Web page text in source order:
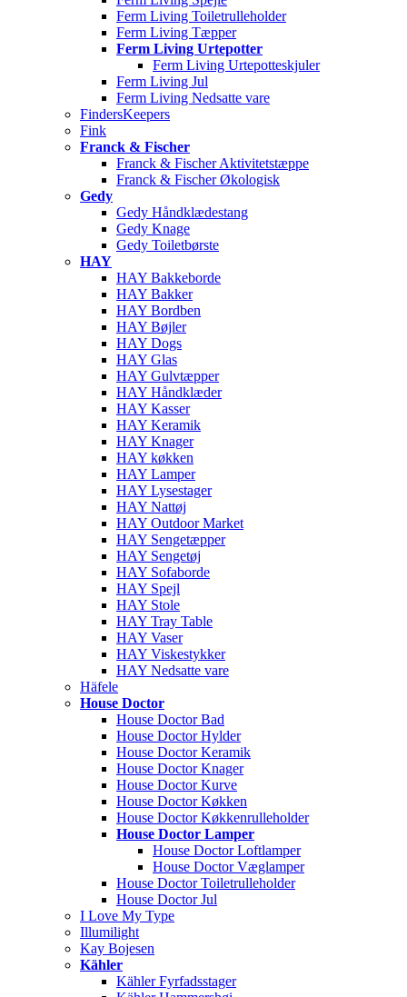
Ferm Living Toiletrulleholder
Ferm Living Tæpper
Ferm Living Urtepotter
Ferm Living Urtepotteskjuler
Ferm Living Jul
Ferm Living Nedsatte vare
FindersKeepers
Fink
Franck & Fischer
Franck & Fischer Aktivitetstæppe
Franck & Fischer Økologisk
Gedy
Gedy Håndklædestang
Gedy Knage
Gedy Toiletbørste
HAY
HAY Bakkeborde
HAY Bakker
HAY Bordben
HAY Bøjler
HAY Dogs
HAY Glas
HAY Gulvtæpper
HAY Håndklæder
HAY Kasser
HAY Keramik
HAY Knager
HAY køkken
HAY Lamper
HAY Lysestager
HAY Nattøj
HAY Outdoor Market
HAY Sengetæpper
HAY Sengetøj
HAY Sofaborde
HAY Spejl
HAY Stole
HAY Tray Table
HAY Vaser
HAY Viskestykker
HAY Nedsatte vare
Häfele
House Doctor
House Doctor Bad
House Doctor Hylder
House Doctor Keramik
House Doctor Knager
House Doctor Kurve
House Doctor Køkken
House Doctor Køkkenrulleholder
House Doctor Lamper
House Doctor Loftlamper
House Doctor Væglamper
House Doctor Toiletrulleholder
House Doctor Jul
I Love My Type
Illumilight
Kay Bojesen
Kähler
Kähler Fyrfadsstager